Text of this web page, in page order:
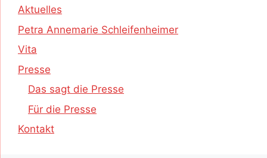
Aktuelles
Petra Annemarie Schleifenheimer
Vita
Presse
Das sagt die Presse
Für die Presse
Kontakt